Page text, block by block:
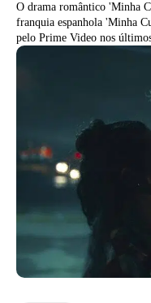
O drama romântico 'Minha
franquia espanhola 'Minha
pelo Prime Video nos